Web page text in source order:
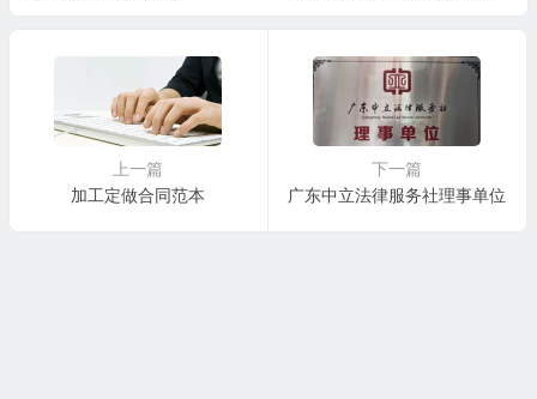
意逃避合同义务或债务，此
时建议做好以下工作：
（1）加强合同履行情况的管
理，通过电话、邮件、微信
等方式与合同相对方取得联
上一篇
加工定做合同范本
下一篇
广东中立法律服务社理事单位